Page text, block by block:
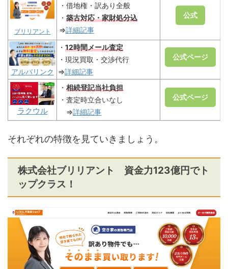
ブリリアント
・借地権・訳あり全般
・ 築古対応・家財処分込
⇒詳細記事
公式
アルバリンク
・ 12時間メール査定
・現況買取・交渉代行
⇒詳細記事
公式ページ
ラクウル
・ 相続登記当社負担
・査定時立合いなし
⇒詳細記事
公式ページ
それぞれの特徴を見ていきましょう。
株式会社ブリリアント 資金力123億円でト
ップクラス！